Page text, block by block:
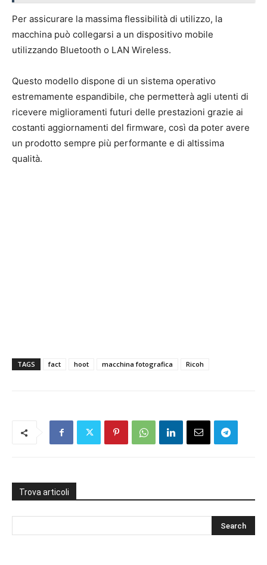
Per assicurare la massima flessibilità di utilizzo, la
macchina può collegarsi a un dispositivo mobile
utilizzando Bluetooth o LAN Wireless.
Questo modello dispone di un sistema operativo
estremamente espandibile, che permetterà agli utenti di
ricevere miglioramenti futuri delle prestazioni grazie ai
costanti aggiornamenti del firmware, così da poter avere
un prodotto sempre più performante e di altissima
qualità.
TAGS fact hoot macchina fotografica Ricoh
Trova articoli